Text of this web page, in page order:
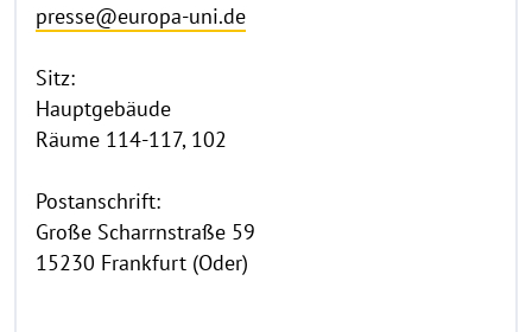
presse@europa-uni.de
Sitz:
Hauptgebäude
Räume 114-117, 102
Postanschrift:
Große Scharrnstraße 59
15230 Frankfurt (Oder)